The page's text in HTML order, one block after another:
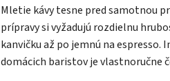
Mletie kávy tesne pred samotnou
prípravy si vyžadujú rozdielnu
kanvičku až po jemnú na
domácich baristov je vlastnoručne